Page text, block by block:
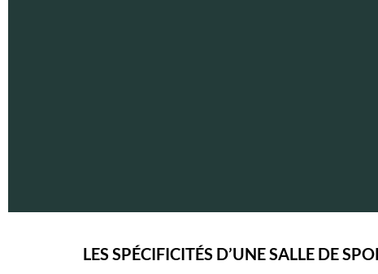
LES SPÉCIFICITÉS D’UNE SALLE DE